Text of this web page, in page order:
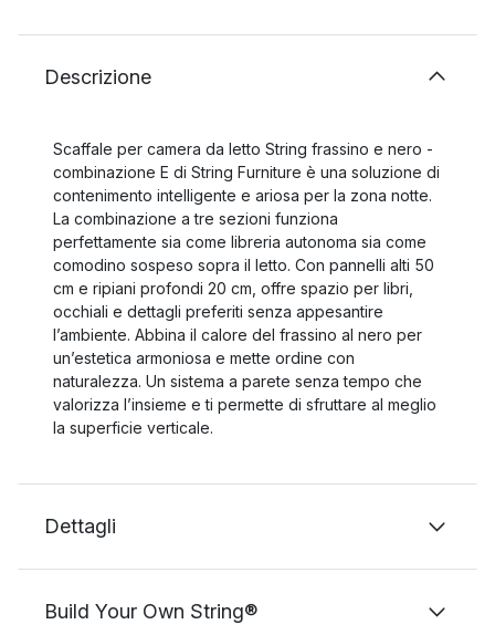
Descrizione
Scaffale per camera da letto String frassino e nero -
combinazione E di String Furniture è una soluzione di
contenimento intelligente e ariosa per la zona notte.
La combinazione a tre sezioni funziona
perfettamente sia come libreria autonoma sia come
comodino sospeso sopra il letto. Con pannelli alti 50
cm e ripiani profondi 20 cm, offre spazio per libri,
occhiali e dettagli preferiti senza appesantire
l’ambiente. Abbina il calore del frassino al nero per
un’estetica armoniosa e mette ordine con
naturalezza. Un sistema a parete senza tempo che
valorizza l’insieme e ti permette di sfruttare al meglio
la superficie verticale.
Dettagli
Build Your Own String®